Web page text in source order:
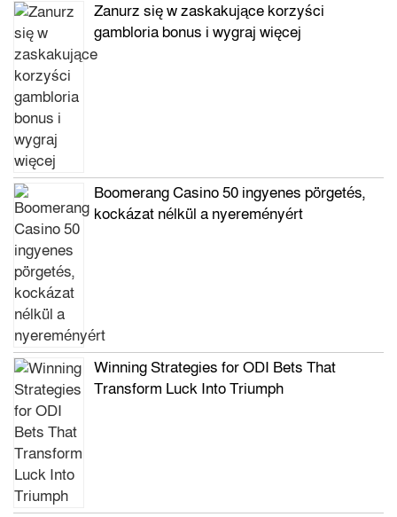
Zanurz się w zaskakujące korzyści
gambloria bonus i wygraj więcej
Boomerang Casino 50 ingyenes pörgetés,
kockázat nélkül a nyereményért
Winning Strategies for ODI Bets That
Transform Luck Into Triumph